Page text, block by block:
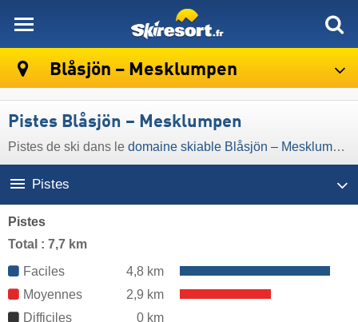
Blåsjön – Mesklumpen
Pistes Blåsjön – Mesklumpen
Pistes de ski dans le domaine skiable Blåsjön – Mesklumpen
Pistes
Pistes
Total : 7,7 km
Faciles
4,8 km
Moyennes
2,9 km
Difficiles
0 km